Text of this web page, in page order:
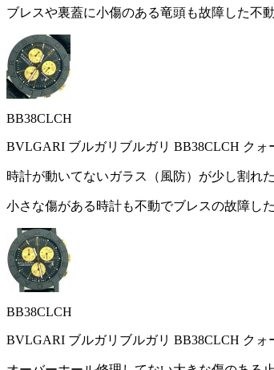
ブレスや裏蓋に小傷のある竜頭も故障した不
BB38CLCH
BVLGARI ブルガリブルガリ BB38CLCH ク
時計が動いてないガラス（風防）が少し割れ
小さな傷がある時計も不動でブレスの故障し
BB38CLCH
BVLGARI ブルガリブルガリ BB38CLCH ク